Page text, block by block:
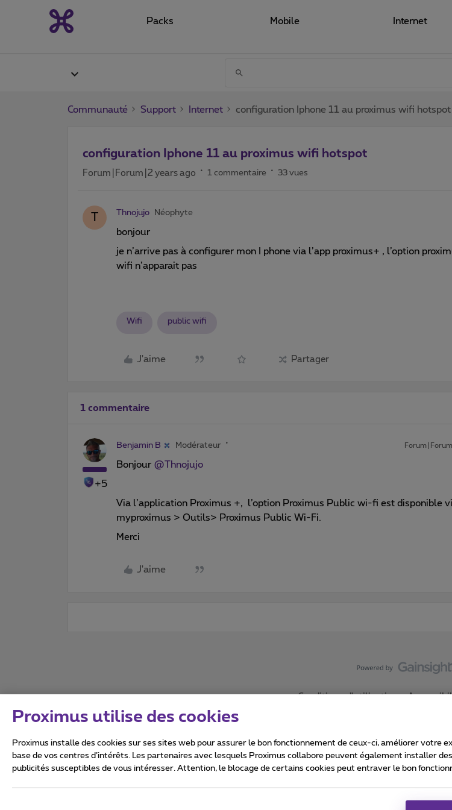
Packs Mobile Internet
Communauté Support Internet configuration Iphone 11 au proximus wifi hotspot
configuration Iphone 11 au proximus wifi hotspot
Forum|Forum|2 years ago 1 commentaire 33 vues
T Thnojujo Néophyte
bonjour
je n’arrive pas à configurer mon I phone via l’app proximus+ , l’option
wifi n’apparait pas
Wifi public wifi
J'aime Partager
1 commentaire
+5
Benjamin B Modérateur
Bonjour @Thnojujo
Via l’application Proximus +, l’option Proximus Public wi-fi est disponible
myproximus > Outils> Proximus Public Wi-Fi.
Merci
J'aime
Conditions d'utilisation
Tous droits réservés. ©2026Proximus
Proximus utilise des cookies
Proximus installe des cookies sur ses sites web pour assurer le bon fonctionnement de ceux-ci, améliorer votre
base de vos centres d’intérêts. Les partenaires avec lesquels Proximus collabore peuvent également installer
publicités susceptibles de vous intéresser. Attention, le blocage de certains cookies peut entraver le bon